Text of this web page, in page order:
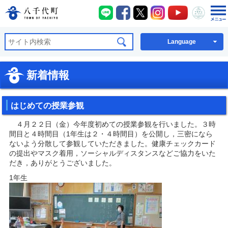
八千代町公式ホームページ
八千代町LINE
八千代町Facebook
八千代町X八千代町Instagram
八千代町
八千
Language
新着情報
はじめての授業参観
４月２２日（金）今年度初めての授業参観を行いました。３時
間目と４時間目（1年生は２・４時間目）を公開し，三密になら
ないよう分散して参観していただきました。健康チェックカード
の提出やマスク着用，ソーシャルディスタンスなどご協力をいた
だき，ありがとうございました。
1年生